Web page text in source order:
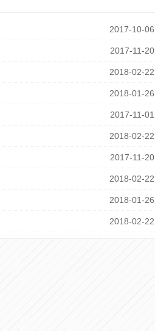
2017-10-06
2017-11-20
2018-02-22
2018-01-26
2017-11-01
2018-02-22
2017-11-20
2018-02-22
2018-01-26
2018-02-22